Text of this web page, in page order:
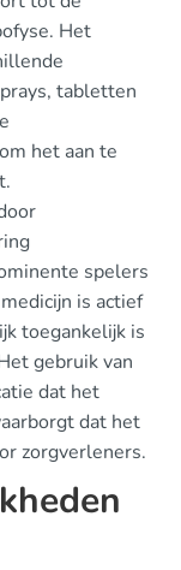
Het
tabletten
het aan te
spelers
is actief
toegankelijk is
gebruik van
dat het
dat het
zorgverleners.